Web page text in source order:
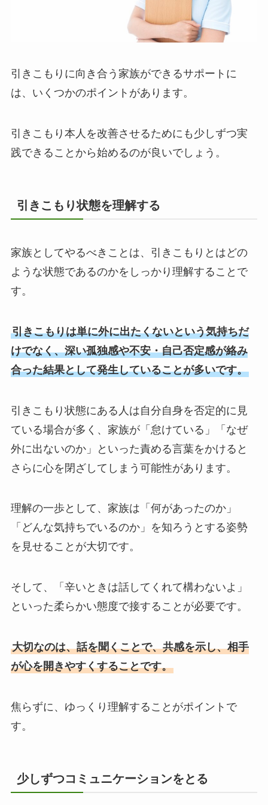
引きこもりに向き合う家族ができるサポートに
は、いくつかのポイントがあります。
引きこもり本人を改善させるためにも少しずつ実
践できることから始めるのが良いでしょう。
引きこもり状態を理解する
家族としてやるべきことは、引きこもりとはどの
ような状態であるのかをしっかり理解することで
す。
引きこもりは単に外に出たくないという気持ちだ
けでなく、深い孤独感や不安・自己否定感が絡み
合った結果として発生していることが多いです。
引きこもり状態にある人は自分自身を否定的に見
ている場合が多く、家族が「怠けている」「なぜ
外に出ないのか」といった責める言葉をかけると
さらに心を閉ざしてしまう可能性があります。
理解の一歩として、家族は「何があったのか」
「どんな気持ちでいるのか」を知ろうとする姿勢
を見せることが大切です。
そして、「辛いときは話してくれて構わないよ」
といった柔らかい態度で接することが必要です。
大切なのは、話を聞くことで、共感を示し、相手
が心を開きやすくすることです。
焦らずに、ゆっくり理解することがポイントで
す。
少しずつコミュニケーションをとる